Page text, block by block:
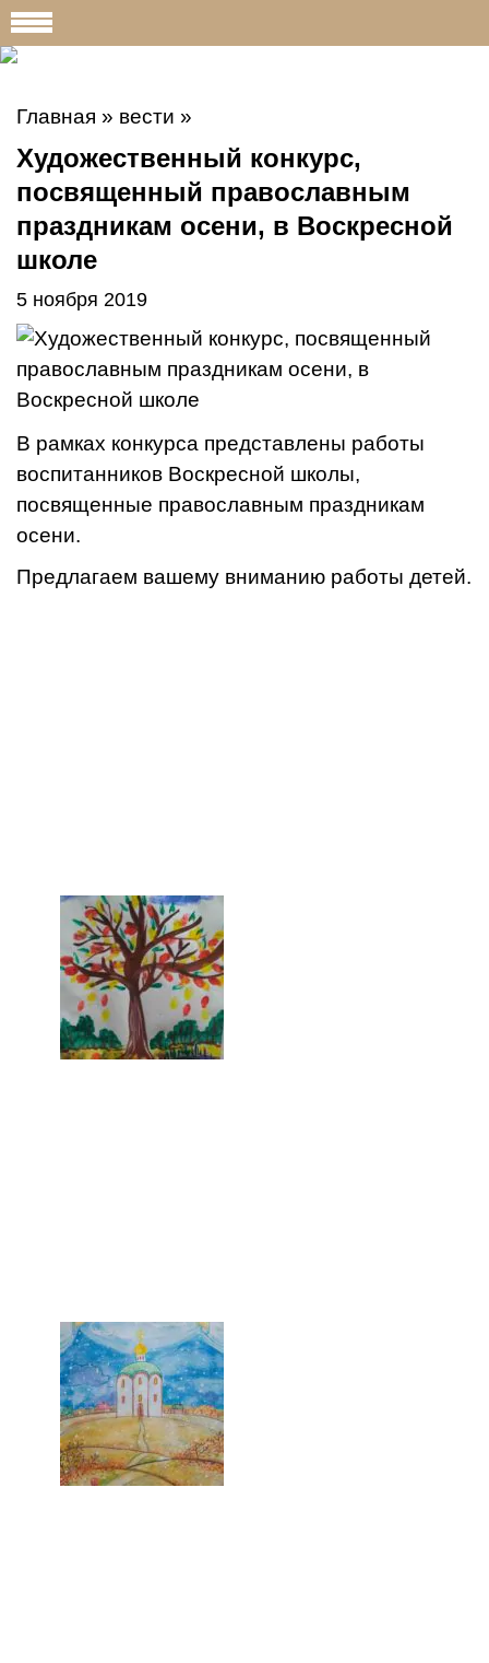
Главная » вести »
Художественный конкурс,
посвященный православным
праздникам осени, в Воскресной
школе
5 ноября 2019
В рамках конкурса представлены работы
воспитанников Воскресной школы,
посвященные православным праздникам
осени.
Предлагаем вашему вниманию работы детей.